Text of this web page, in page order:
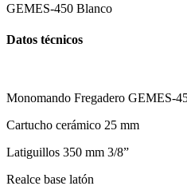
GEMES-450 Blanco
Datos técnicos
Monomando Fregadero GEMES-
Cartucho cerámico 25 mm
Latiguillos 350 mm 3/8”
Realce base latón